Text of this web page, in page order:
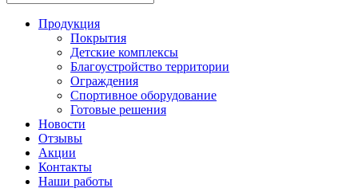
Продукция
Покрытия
Детские комплексы
Благоустройство территории
Ограждения
Спортивное оборудование
Готовые решения
Новости
Отзывы
Акции
Контакты
Наши работы